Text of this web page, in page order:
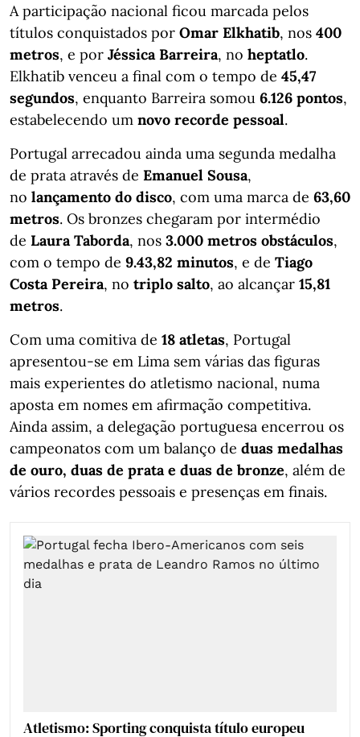
A participação nacional ficou marcada pelos
títulos conquistados por Omar Elkhatib, nos 400
metros, e por Jéssica Barreira, no heptatlo.
Elkhatib venceu a final com o tempo de 45,47
segundos, enquanto Barreira somou 6.126 pontos,
estabelecendo um novo recorde pessoal.
Portugal arrecadou ainda uma segunda medalha
de prata através de Emanuel Sousa,
no lançamento do disco, com uma marca de 63,60
metros. Os bronzes chegaram por intermédio
de Laura Taborda, nos 3.000 metros obstáculos,
com o tempo de 9.43,82 minutos, e de Tiago
Costa Pereira, no triplo salto, ao alcançar 15,81
metros.
Com uma comitiva de 18 atletas, Portugal
apresentou-se em Lima sem várias das figuras
mais experientes do atletismo nacional, numa
aposta em nomes em afirmação competitiva.
Ainda assim, a delegação portuguesa encerrou os
campeonatos com um balanço de duas medalhas
de ouro, duas de prata e duas de bronze, além de
vários recordes pessoais e presenças em finais.
Atletismo: Sporting conquista título europeu